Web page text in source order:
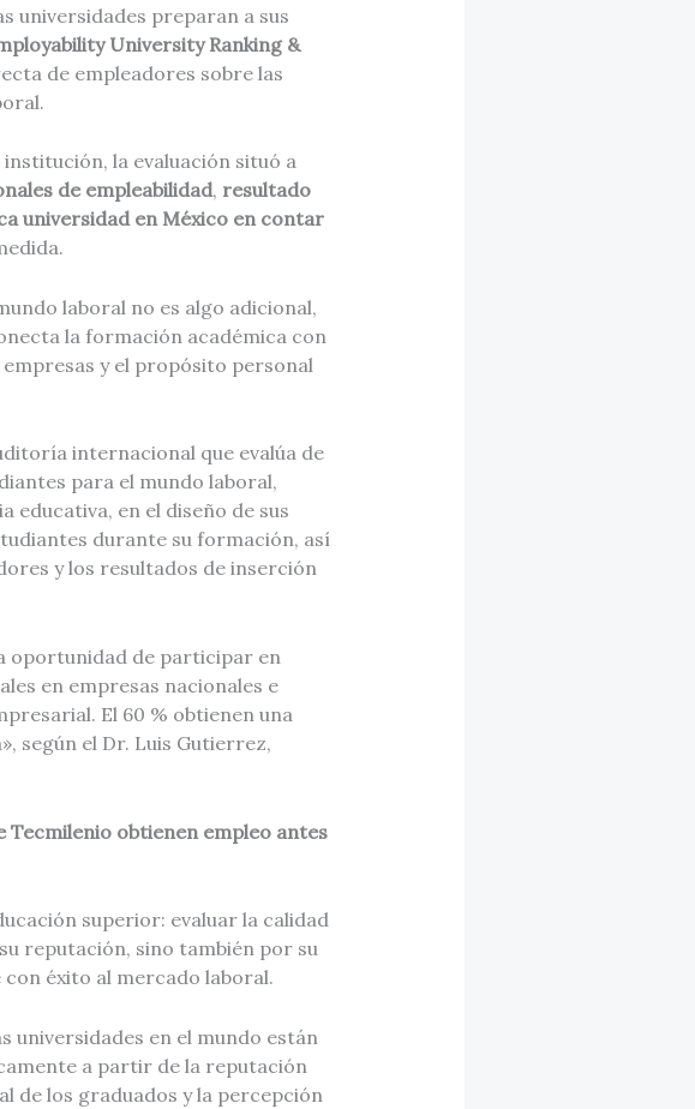
universidades preparan a sus
University Ranking &
de empleadores sobre las
la evaluación situó a
de empleabilidad, resultado
universidad en México en contar
laboral no es algo adicional,
la formación académica con
y el propósito personal
internacional que evalúa de
para el mundo laboral,
educativa, en el diseño de sus
durante su formación, así
y los resultados de inserción
oportunidad de participar en
en empresas nacionales e
El 60 % obtienen una
según el Dr. Luis Gutierrez,
Tecmilenio obtienen empleo antes
superior: evaluar la calidad
reputación, sino también por su
éxito al mercado laboral.
universidades en el mundo están
a partir de la reputación
de los graduados y la percepción